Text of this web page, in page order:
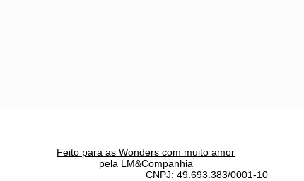
Feito para as Wonders com muito amor
pela LM&Companhia
CNPJ: 49.693.383/0001-10